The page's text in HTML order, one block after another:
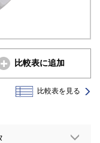
比較表に追加
比較表を見る